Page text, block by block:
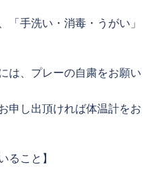
「手洗い・消毒・うがい」
は、プレーの自粛をお願い
申し出頂ければ体温計をお
ること】